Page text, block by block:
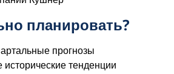
планировать?
прогнозы
исторические тенденции